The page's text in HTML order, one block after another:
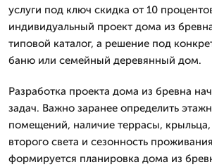
услуги под ключ скидка от 10
индивидуальный проект дома из
типовой каталог, а решение под
баню или семейный деревянный дом.
Разработка проекта дома из бревна
задач. Важно заранее определить
помещений, наличие террасы, крыльца,
второго света и сезонность
формируется планировка дома из